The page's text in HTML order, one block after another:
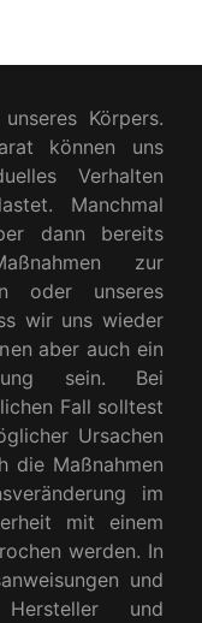
Körpers.
können uns
Verhalten
Manchmal
dann bereits
zur
oder unseres
wir uns wieder
aber auch ein
sein. Bei
Fall solltest
Ursachen
die Maßnahmen
im
mit einem
werden. In
und
Hersteller und